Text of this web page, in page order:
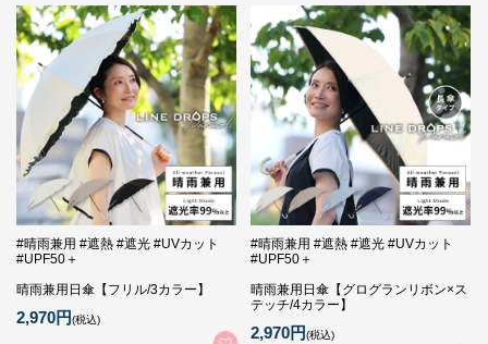
#晴雨兼用 #遮熱 #遮光 #UVカット
#UPF50＋
晴雨兼用日傘【フリル/3カラー】
2,970円(税込)
#晴雨兼用 #遮熱 #遮光 #UVカット
#UPF50＋
晴雨兼用日傘【グログランリボン×ス
テッチ/4カラー】
2,970円(税込)